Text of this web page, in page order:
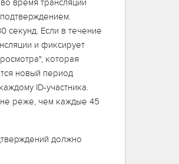
время трансляции
секунд. Если в течение
и фиксирует
которая
новый период
ID-участника.
не реже, чем каждые 45
должно